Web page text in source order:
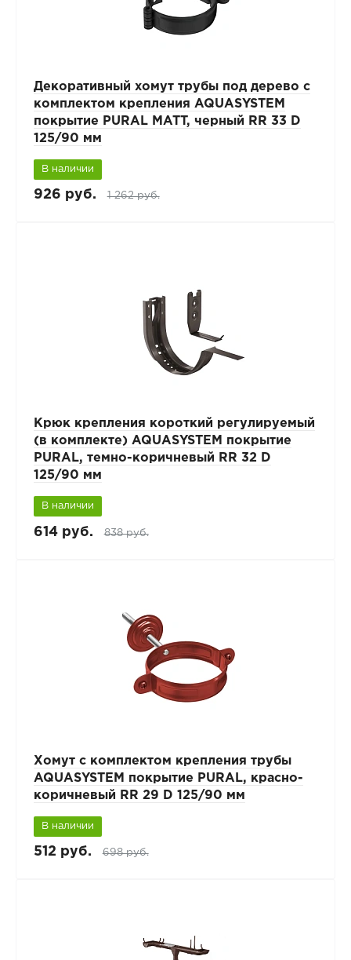
Декоративный хомут трубы под дерево с
комплектом крепления AQUASYSTEM
покрытие PURAL MATT, черный RR 33 D
125/90 мм
В наличии
926 руб. 1 262 руб.
Крюк крепления короткий регулируемый
(в комплекте) AQUASYSTEM покрытие
PURAL, темно-коричневый RR 32 D
125/90 мм
В наличии
614 руб. 838 руб.
Хомут с комплектом крепления трубы
AQUASYSTEM покрытие PURAL, красно-
коричневый RR 29 D 125/90 мм
В наличии
512 руб. 698 руб.